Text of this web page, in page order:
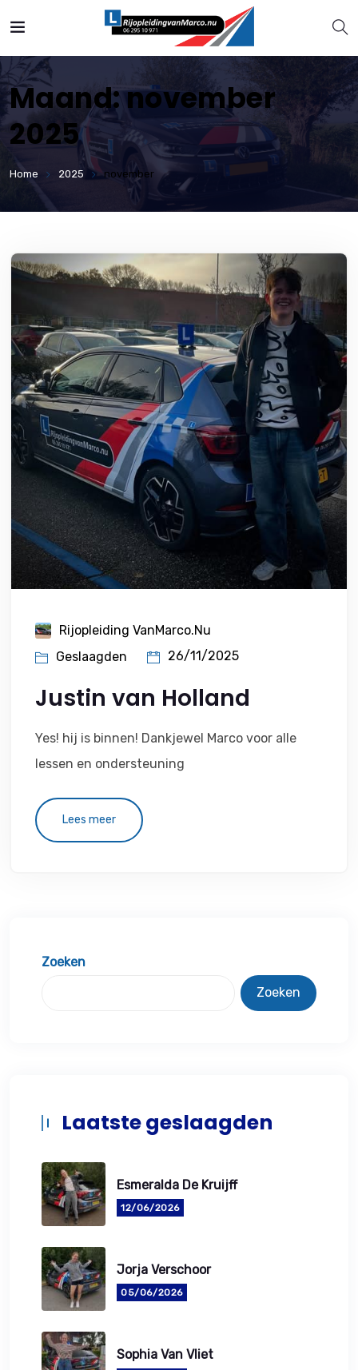
Maand:november
2025
Home 2025 november
Rijopleiding VanMarco.nu
Geslaagden
26/11/2025
Justin van Holland
Yes! hij is binnen! Dankjewel Marco voor alle
lessen en ondersteuning
Lees meer
Zoeken
Zoeken
Laatste geslaagden
Esmeralda De Kruijff
12/06/2026
Jorja Verschoor
05/06/2026
Sophia Van Vliet